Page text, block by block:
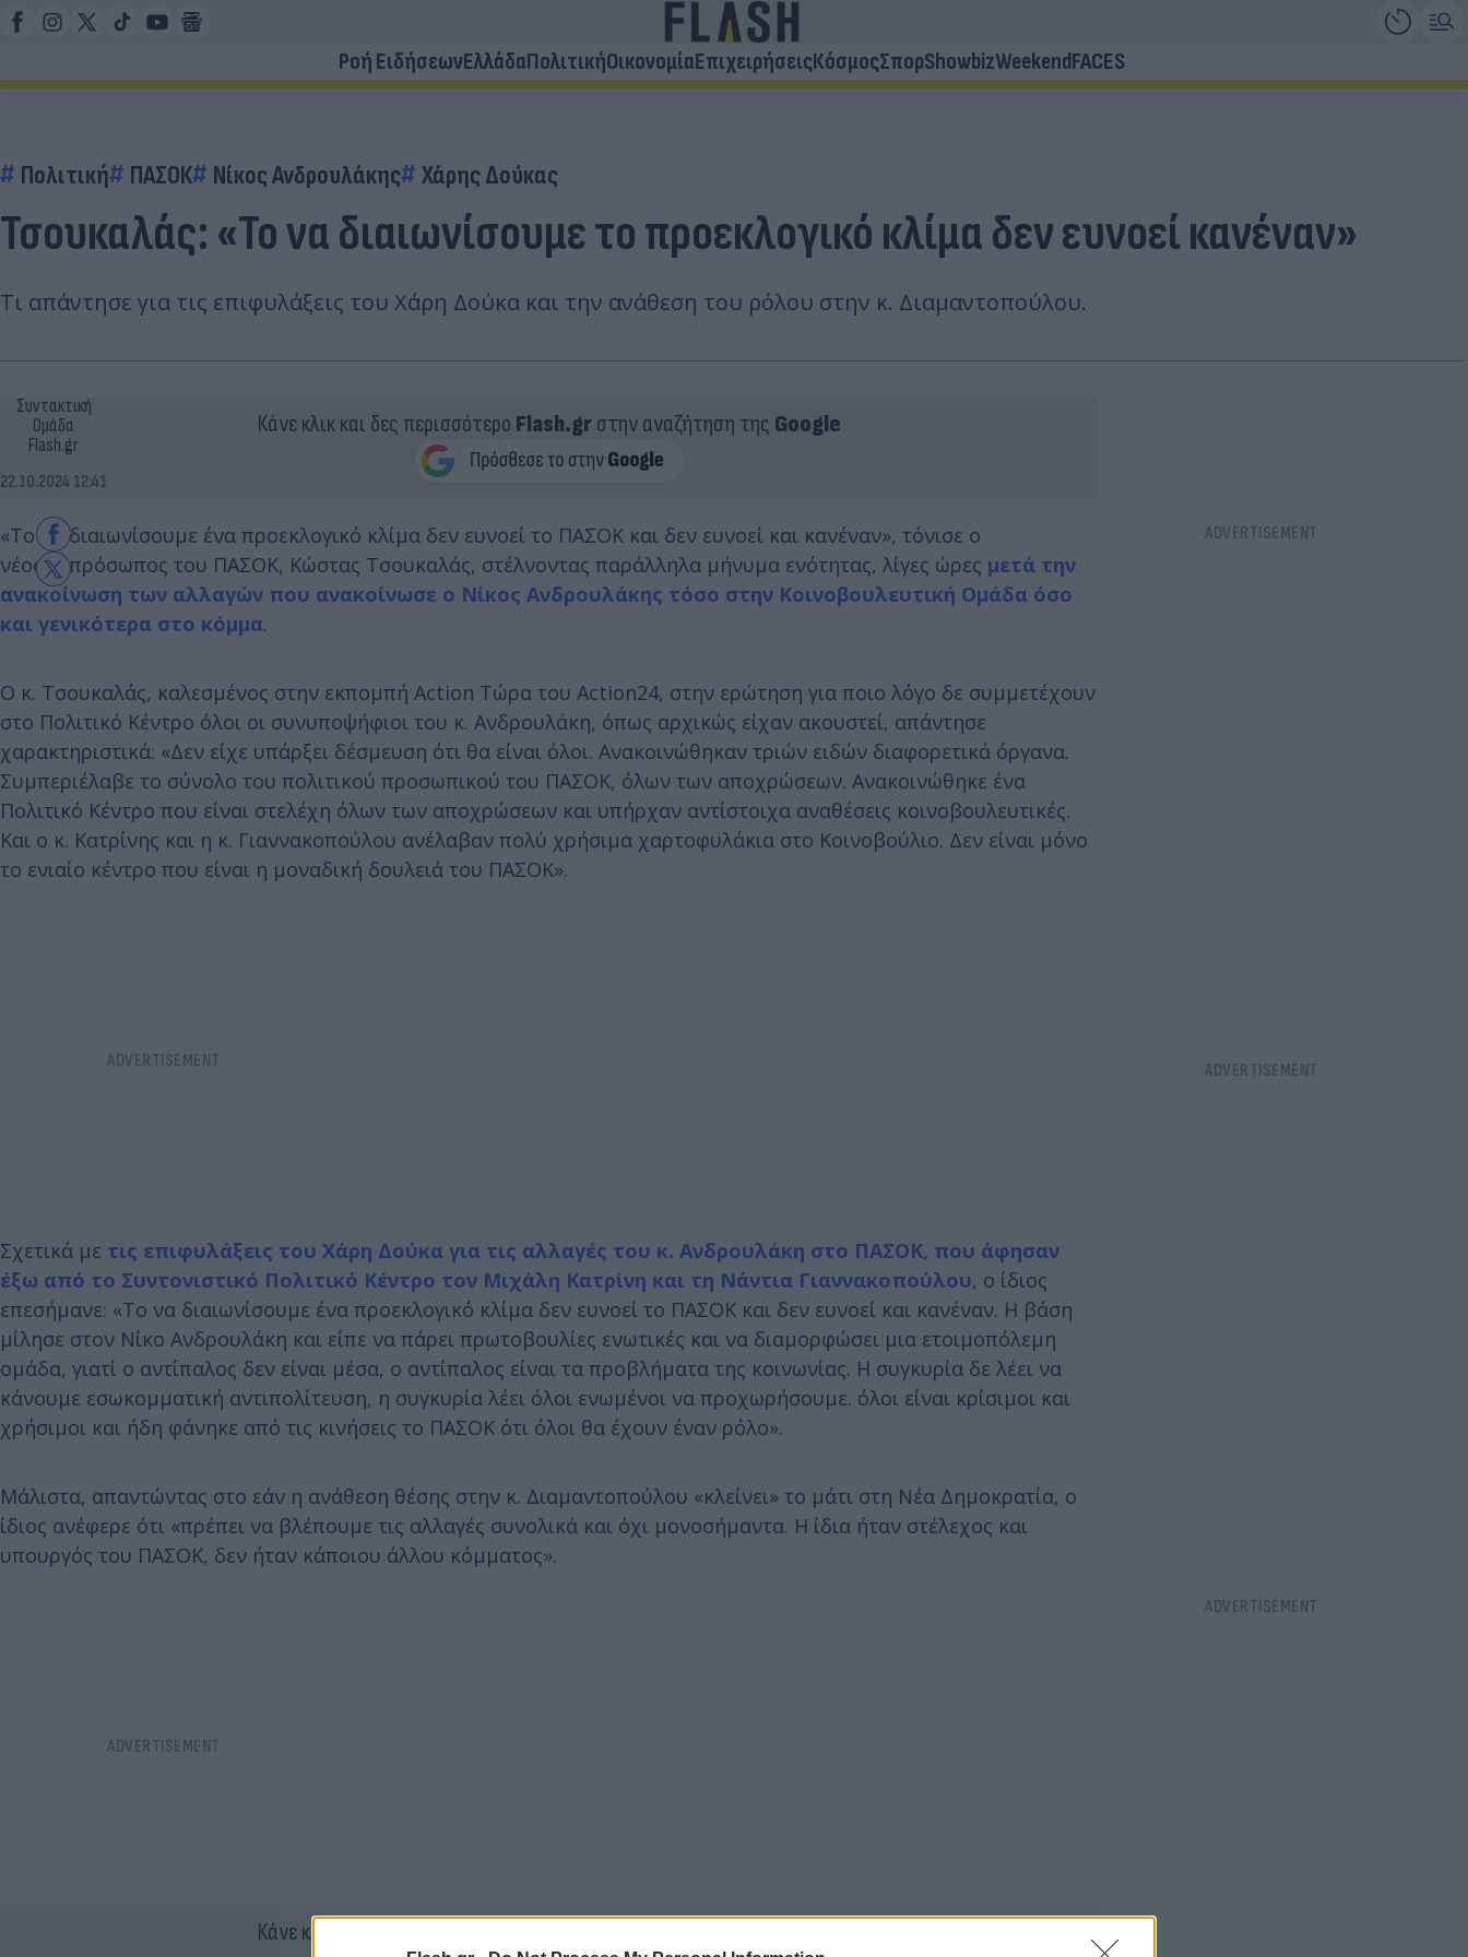
Ροή ΕιδήσεωνΕλλάδαΠολιτικήΟικονομίαΕπιχειρήσειςΚόσμοςΣπορShowbizWeekendFACES
Πολιτική ΠΑΣΟΚ Νίκος Ανδρουλάκης Χάρης Δούκας
Τσουκαλάς: «Το να διαιωνίσουμε το προεκλογικό κλίμα δεν ευνοεί κανέναν»
Τι απάντησε για τις επιφυλάξεις του Χάρη Δούκα και την ανάθεση του ρόλου στην κ. Διαμαντοπούλου.
Συντακτική
Ομάδα
Flash.gr
22.10.2024 12:41
Κάνε κλικ και δες περισσότερο Flash.grστην αναζήτηση της Google
«Το να διαιωνίσουμε ένα προεκλογικό κλίμα δεν ευνοεί το ΠΑΣΟΚ και δεν ευνοεί και κανέναν», τόνισε ο
νέος εκπρόσωπος του ΠΑΣΟΚ, Κώστας Τσουκαλάς, στέλνοντας παράλληλα μήνυμα ενότητας, λίγες ώρες μετά την
ανακοίνωση των αλλαγών που ανακοίνωσε ο Νίκος Ανδρουλάκης τόσο στην Κοινοβουλευτική Ομάδα όσο
και γενικότερα στο κόμμα.
Ο κ. Τσουκαλάς, καλεσμένος στην εκπομπή Action Τώρα του Action24, στην ερώτηση για ποιο λόγο δε συμμετέχουν
στο Πολιτικό Κέντρο όλοι οι συνυποψήφιοι του κ. Ανδρουλάκη, όπως αρχικώς είχαν ακουστεί, απάντησε
χαρακτηριστικά: «Δεν είχε υπάρξει δέσμευση ότι θα είναι όλοι. Ανακοινώθηκαν τριών ειδών διαφορετικά όργανα.
Συμπεριέλαβε το σύνολο του πολιτικού προσωπικού του ΠΑΣΟΚ, όλων των αποχρώσεων. Ανακοινώθηκε ένα
Πολιτικό Κέντρο που είναι στελέχη όλων των αποχρώσεων και υπήρχαν αντίστοιχα αναθέσεις κοινοβουλευτικές.
Και ο κ. Κατρίνης και η κ. Γιαννακοπούλου ανέλαβαν πολύ χρήσιμα χαρτοφυλάκια στο Κοινοβούλιο. Δεν είναι μόνο
το ενιαίο κέντρο που είναι η μοναδική δουλειά του ΠΑΣΟΚ».
Σχετικά με τις επιφυλάξεις του Χάρη Δούκα για τις αλλαγές του κ. Ανδρουλάκη στο ΠΑΣΟΚ, που άφησαν
έξω από το Συντονιστικό Πολιτικό Κέντρο τον Μιχάλη Κατρίνη και τη Νάντια Γιαννακοπούλου, ο ίδιος
επεσήμανε: «Το να διαιωνίσουμε ένα προεκλογικό κλίμα δεν ευνοεί το ΠΑΣΟΚ και δεν ευνοεί και κανέναν. Η βάση
μίλησε στον Νίκο Ανδρουλάκη και είπε να πάρει πρωτοβουλίες ενωτικές και να διαμορφώσει μια ετοιμοπόλεμη
ομάδα, γιατί ο αντίπαλος δεν είναι μέσα, ο αντίπαλος είναι τα προβλήματα της κοινωνίας. Η συγκυρία δε λέει να
κάνουμε εσωκομματική αντιπολίτευση, η συγκυρία λέει όλοι ενωμένοι να προχωρήσουμε. όλοι είναι κρίσιμοι και
χρήσιμοι και ήδη φάνηκε από τις κινήσεις το ΠΑΣΟΚ ότι όλοι θα έχουν έναν ρόλο».
Μάλιστα, απαντώντας στο εάν η ανάθεση θέσης στην κ. Διαμαντοπούλου «κλείνει» το μάτι στη Νέα Δημοκρατία, ο
ίδιος ανέφερε ότι «πρέπει να βλέπουμε τις αλλαγές συνολικά και όχι μονοσήμαντα. Η ίδια ήταν στέλεχος και
υπουργός του ΠΑΣΟΚ, δεν ήταν κάποιου άλλου κόμματος».
Κάνε κλικ και δες περισσότερο